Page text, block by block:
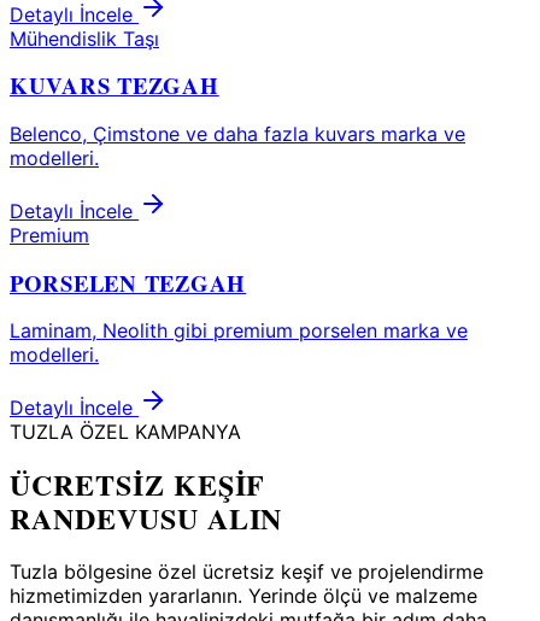
Detaylı İncele
Mühendislik Taşı
KUVARS TEZGAH
Belenco, Çimstone ve daha fazla kuvars marka ve
modelleri.
Detaylı İncele
Premium
PORSELEN TEZGAH
Laminam, Neolith gibi premium porselen marka ve
modelleri.
Detaylı İncele
TUZLA ÖZEL KAMPANYA
ÜCRETSİZ KEŞİF
RANDEVUSU ALIN
Tuzla bölgesine özel ücretsiz keşif ve projelendirme
hizmetimizden yararlanın. Yerinde ölçü ve malzeme